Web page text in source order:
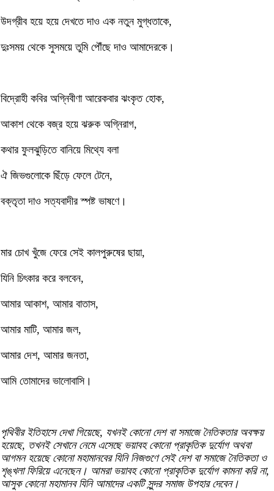
উদগ্রীব হয়ে হয়ে দেখতে দাও এক নতুন মুগ্ধতাকে,
দুঃসময় থেকে সুসময়ে তুমি পৌঁছে দাও আমাদেরকে।
বিদ্রোহী কবির অগ্নিবীণা আরেকবার ঝংকৃত হোক,
আকাশ থেকে বজ্র হয়ে ঝরুক অগ্নিরাগ,
কথার ফুলঝুড়িতে বানিয়ে মিথ্যে বলা
ঐ জিভগুলোকে ছিঁড়ে ফেলে টেনে,
বক্তৃতা দাও সত্যবাদীর স্পষ্ট ভাষণে।
মার চোখ খুঁজে ফেরে সেই কালপুরুষের ছায়া,
যিনি চিৎকার করে বলবেন,
আমার আকাশ, আমার বাতাস,
আমার মাটি, আমার জল,
আমার দেশ, আমার জনতা,
আমি তোমাদের ভালোবাসি।
পৃথিবীর ইতিহাসে দেখা গিয়েছে, যখনই কোনো দেশ বা সমাজে নৈতিকতার অবক্ষয়
হয়েছে, তখনই সেখানে নেমে এসেছে ভয়াবহ কোনো প্রাকৃতিক দুর্যোগ অথবা
আগমন হয়েছে কোনো মহামানবের যিনি নিজগুণে সেই দেশ বা সমাজে নৈতিকতা ও
শৃঙ্খলা ফিরিয়ে এনেছেন। আমরা ভয়াবহ কোনো প্রাকৃতিক দুর্যোগ কামনা করি না,
আসুক কোনো মহামানব যিনি আমাদের একটি সুন্দর সমাজ উপহার দেবেন।